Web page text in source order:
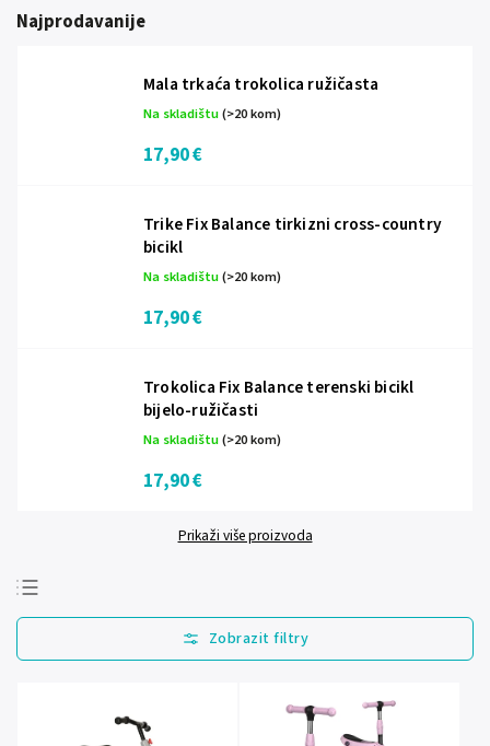
Najprodavanije
Mala trkaća trokolica ružičasta
Na skladištu(>20 kom)
17,90 €
Trike Fix Balance tirkizni cross-country
bicikl
Na skladištu(>20 kom)
17,90 €
Trokolica Fix Balance terenski bicikl
bijelo-ružičasti
Na skladištu(>20 kom)
17,90 €
Prikaži više proizvoda
Najprodavanije
Najjeftinije
Abecedno